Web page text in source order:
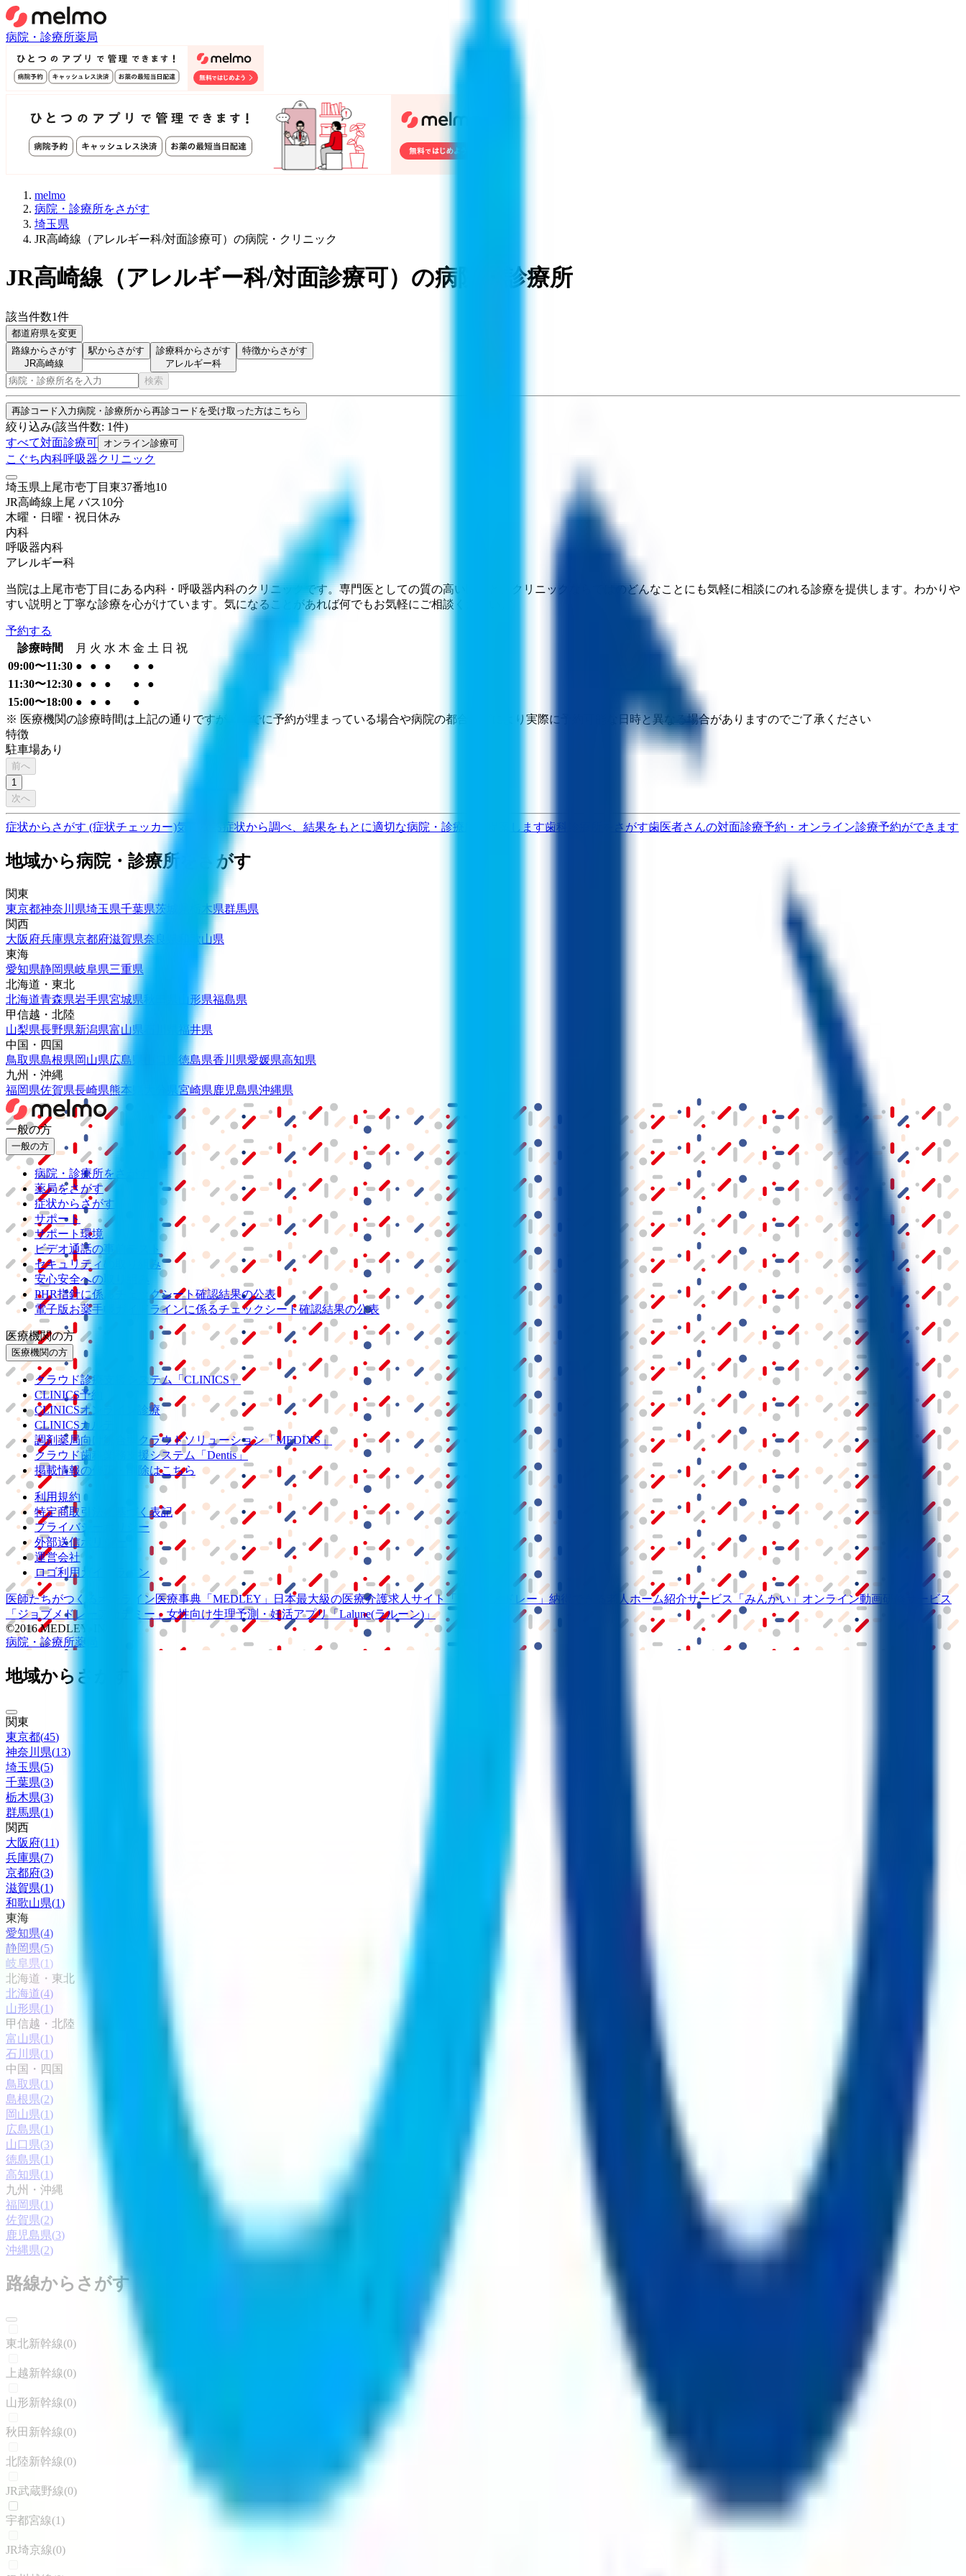
病院・診療所薬局
melmo
病院・診療所をさがす
埼玉県
JR高崎線（アレルギー科/対面診療可）の病院・クリニック
JR高崎線（アレルギー科/対面診療可） の病院・診療所
該当件数1件
都道府県を変更
路線からさがす
JR高崎線
駅からさがす
診療科からさがす
アレルギー科
特徴からさがす
検索
再診コード入力病院・診療所から再診コードを受け取った方はこちら
絞り込み(該当件数: 1件)
すべて対面診療可 オンライン診療可
こぐち内科呼吸器クリニック
埼玉県上尾市壱丁目東37番地10
JR高崎線 上尾 バス10分
木曜・日曜・祝日 休み
内科
呼吸器内科
アレルギー科
当院は上尾市壱丁目にある内科・呼吸器内科のクリニックです。専門医としての質の高い医療と、クリニックならではのどんなことにも気軽に相談にのれる診療を提供します。わかりや
すい説明と丁寧な診療を心がけています。気になることがあれば何でもお気軽にご相談ください。
予約する
診療時間
月 火 水 木 金 土 日 祝
09:00〜11:30 ● ● ● ●
●
11:30〜12:30 ● ● ● ●
●
15:00〜18:00 ● ● ●
●
※ 医療機関の診療時間は上記の通りですが、すでに予約が埋まっている場合や病院の都合などにより実際に予約可能な日時と異なる場合がありますのでご了承ください
特徴
駐車場あり
前へ
1
次へ
症状からさがす (症状チェッカー)気になる症状から調べ、結果をもとに適切な病院・診療所を提案します歯科診療所をさがす歯医者さんの対面診療予約・オンライン診療予約ができます
地域から病院・診療所をさがす
関東
東京都神奈川県埼玉県千葉県茨城県 栃木県群馬県
関西
大阪府兵庫県京都府滋賀県奈良県
和歌山県
東海
愛知県静岡県岐阜県三重県
北海道・東北
北海道青森県岩手県宮城県秋田県 山形県福島県
甲信越・北陸
山梨県長野県新潟県富山県
福井県
中国・四国
鳥取県島根県岡山県広島県 徳島県香川県愛媛県高知県
九州・沖縄
福岡県佐賀県長崎県熊本県 宮崎県鹿児島県沖縄県
一般の方
一般の方
病院・診療所をさがす
薬局をさがす
症状からさがす
サポート
サポート環境
ビデオ通話の事前テスト
セキュリティの取り組み
安心安全への取り組み
PHR指針に係るチェックシート確認結果の公表
電子版お薬手帳ガイドラインに係るチェックシート確認結果の公表
医療機関の方
医療機関の方
クラウド診療 支援システム
「CLINICS」
CLINICS予約
CLINICSオンライン診療
CLINICSカルテ
調剤薬局向け統合型クラウドソリューション「MEDIXS」
クラウド歯科業務
支援システム
「Dentis」
掲載情報の修正・削除はこちら
利用規約
特定商取引法に基づく表記
プライバシーポリシー
外部送信ポリシー
運営会社
ロゴ利用ガイドライン
医師たちがつくる オンライン医療事典 「MEDLEY」 日本最大級の医療介護求人サイト 「ジョブメドレー」 納得できる 老人ホーム紹介サービス 「みんかい」 オンライン動画研修サービス
「ジョブメドレー
アカデミー」 女性向け生理予測・妊活アプリ「Lalune(ラルーン)」
©2016 MEDLEY, INC.
病院・診療所薬局
地域からさがす
関東
東京都(45)
神奈川県(13)
埼玉県(5)
千葉県(3)
栃木県(3)
群馬県(1)
関西
大阪府(11)
兵庫県(7)
京都府(3)
滋賀県(1)
和歌山県(1)
東海
愛知県(4)
静岡県(5)
岐阜県(1)
北海道・東北
北海道(4)
山形県(1)
甲信越・北陸
富山県(1)
石川県(1)
中国・四国
鳥取県(1)
島根県(2)
岡山県(1)
広島県(1)
山口県(3)
徳島県(1)
高知県(1)
九州・沖縄
福岡県(1)
佐賀県(2)
鹿児島県(3)
沖縄県(2)
路線からさがす
東北新幹線(0)
上越新幹線(0)
山形新幹線(0)
秋田新幹線(0)
北陸新幹線(0)
JR武蔵野線(0)
宇都宮線(1)
JR埼京線(0)